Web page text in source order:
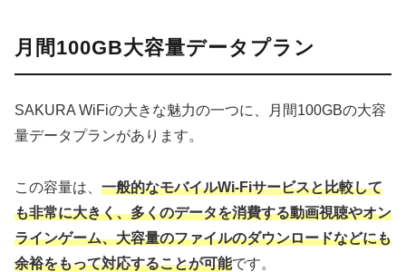
月間100GB大容量データプラン
SAKURA WiFiの大きな魅力の一つに、月間100GBの大容
量データプランがあります。
この容量は、 一般的なモバイルWi-Fiサービスと比較して
も非常に大きく、多くのデータを消費する動画視聴やオン
ラインゲーム、大容量のファイルのダウンロードなどにも
余裕をもって対応することが可能です。